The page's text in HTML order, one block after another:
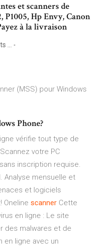
et scanners de
P1005, Hp Envy, Canon
à la livraison
... -
(MSS) pour Windows
Phone?
vérifie tout type de
votre PC
inscription requise.
Analyse mensuelle et
et logiciels
Oneline scanner Cette
en ligne : Le site
des malwares et de
en ligne avec un